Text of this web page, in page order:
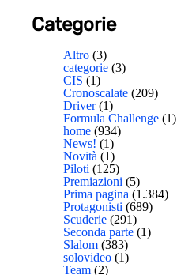
Categorie
Altro (3)
categorie (3)
CIS (1)
Cronoscalate (209)
Driver(1)
Formula Challenge (1)
home (934)
News! (1)
Novità (1)
Piloti (125)
Premiazioni (5)
Prima pagina (1.384)
Protagonisti (689)
Scuderie (291)
Seconda parte (1)
Slalom (383)
solovideo (1)
Team (2)